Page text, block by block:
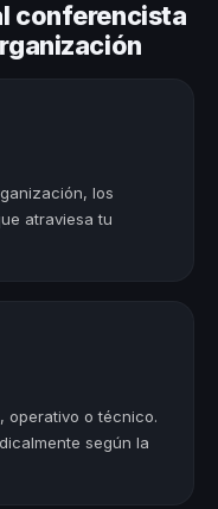
conferencista
los
atraviesa tu
operativo o técnico.
según la